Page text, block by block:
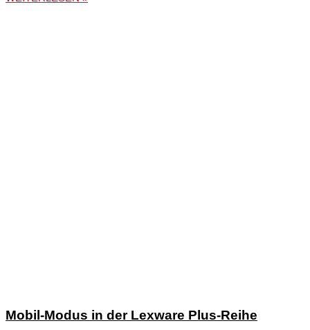
Mobil-Modus in der Lexware Plus-Reihe